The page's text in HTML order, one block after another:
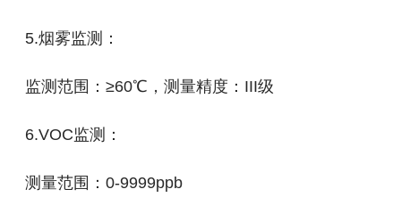
5.烟雾监测：
监测范围：≥60℃，测量精度：III级
6.VOC监测：
测量范围：0-9999ppb